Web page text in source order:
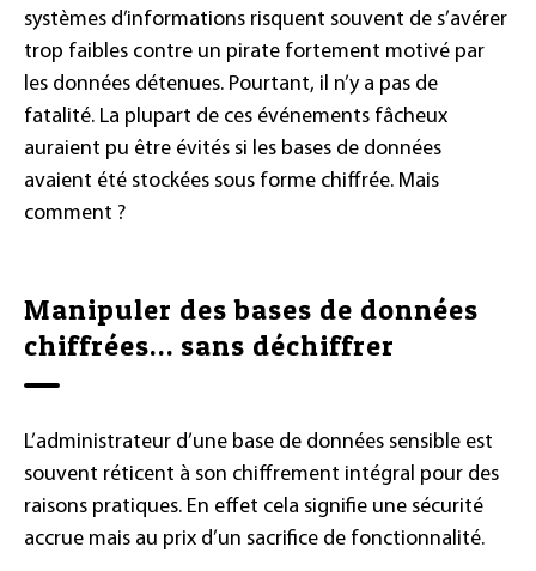
systèmes d’informations risquent souvent de s’avérer
trop faibles contre un pirate fortement motivé par
les données détenues. Pourtant, il n’y a pas de
fatalité. La plupart de ces événements fâcheux
auraient pu être évités si les bases de données
avaient été stockées sous forme chiffrée. Mais
comment ?
Manipuler des bases de données
chiffrées… sans déchiffrer
L’administrateur d’une base de données sensible est
souvent réticent à son chiffrement intégral pour des
raisons pratiques. En effet cela signifie une sécurité
accrue mais au prix d’un sacrifice de fonctionnalité.